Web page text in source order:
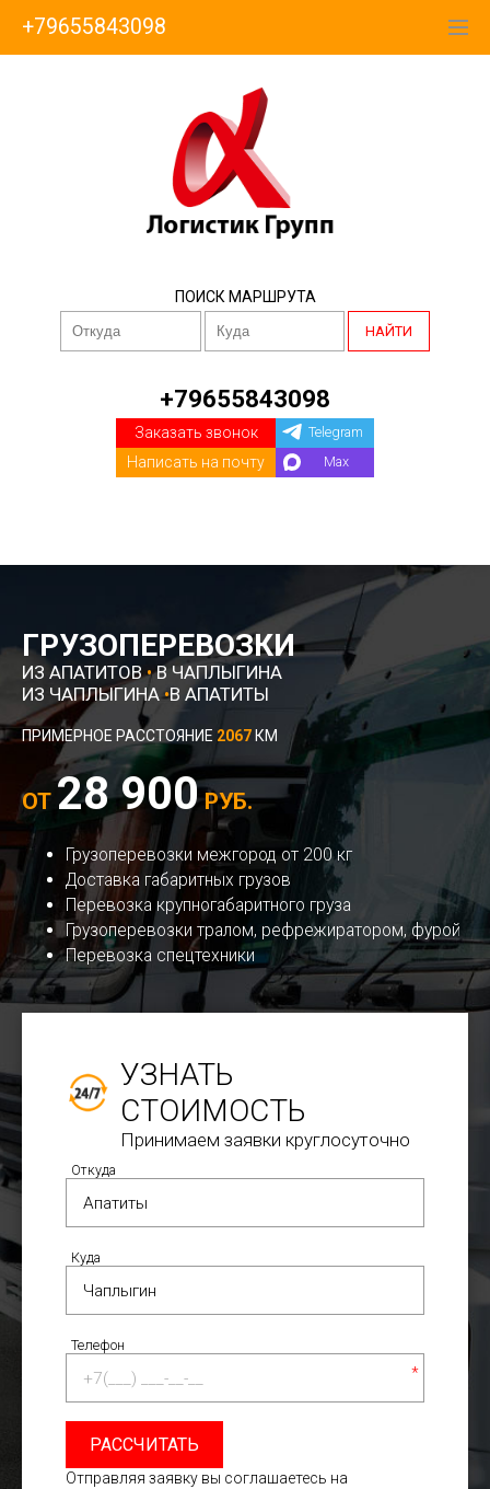
+79655843098
ПОИСК МАРШРУТА
НАЙТИ
+79655843098
Заказать звонок
Написать на почту
Telegram
Max
ГРУЗОПЕРЕВОЗКИ
ИЗ АПАТИТОВ•В ЧАПЛЫГИНА
ИЗ ЧАПЛЫГИНА•В АПАТИТЫ
ПРИМЕРНОЕ РАССТОЯНИЕ 2067 КМ
ОТ 28 900РУБ.
Грузоперевозки межгород от 200 кг
Доставка габаритных грузов
Перевозка крупногабаритного груза
Грузоперевозки тралом, рефрежиратором, фурой
Перевозка спецтехники
УЗНАТЬ
СТОИМОСТЬ
Принимаем заявки круглосуточно
Откуда
Куда
Телефон
*
РАССЧИТАТЬ
Отправляя заявку вы соглашаетесь на